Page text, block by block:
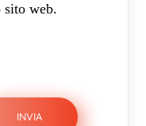
sito web.